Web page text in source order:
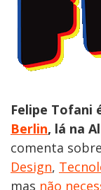
Felipe Tofani
Berlin, lá na
comenta sobre
Design,
mas não